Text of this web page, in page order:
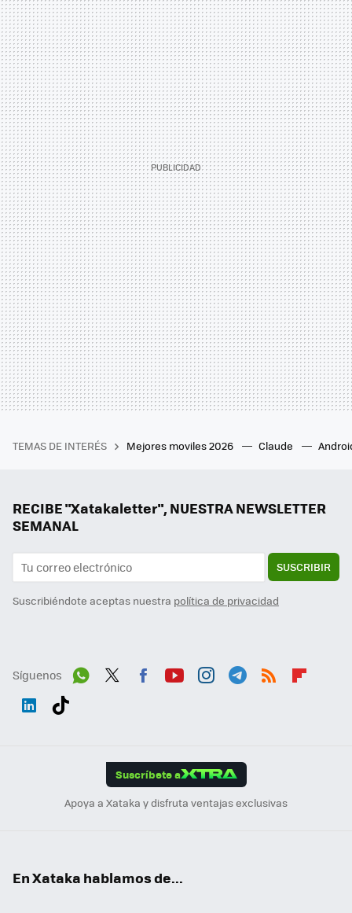
TEMAS DE INTERÉS Mejores moviles 2026 Claude
RECIBE "Xatakaletter", NUESTRA NEWSLETTER
SEMANAL
SUSCRIBIR
Suscribiéndote aceptas nuestra política de privacidad
Síguenos
Suscríbete a
Apoya a Xataka y disfruta ventajas exclusivas
En Xataka hablamos de...